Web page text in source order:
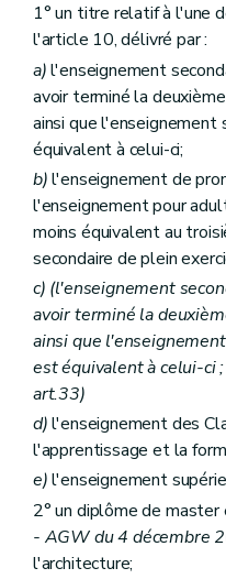
1° un titre relatif à l'une
l'article 10, délivré par :
a)l'enseignement
avoir terminé la
ainsi que
équivalent à celui-ci;
b)l'enseignement de
l'enseignement pour
moins équivalent au
secondaire de plein
c) (l'enseignement
avoir terminé la
ainsi que
est équivalent à celui-ci
art.33)
d)l'enseignement des
l'apprentissage et la
e)l'enseignement
2° un diplôme de master
- AGW du 4 décembre
l'architecture;